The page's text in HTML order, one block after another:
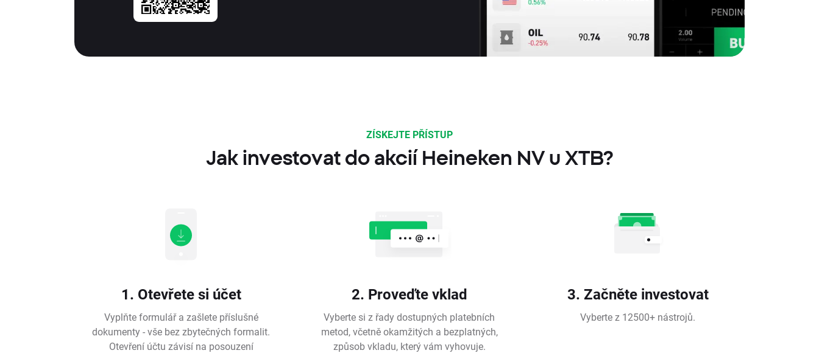
ZÍSKEJTE PŘÍSTUP
Jak investovat do akcií Heineken NV u XTB?
1. Otevřete si účet
Vyplňte formulář a zašlete příslušné
dokumenty - vše bez zbytečných formalit.
Otevření účtu závisí na posouzení
2. Proveďte vklad
Vyberte si z řady dostupných platebních
metod, včetně okamžitých a bezplatných,
způsob vkladu, který vám vyhovuje.
3. Začněte investovat
Vyberte z 12500+ nástrojů.